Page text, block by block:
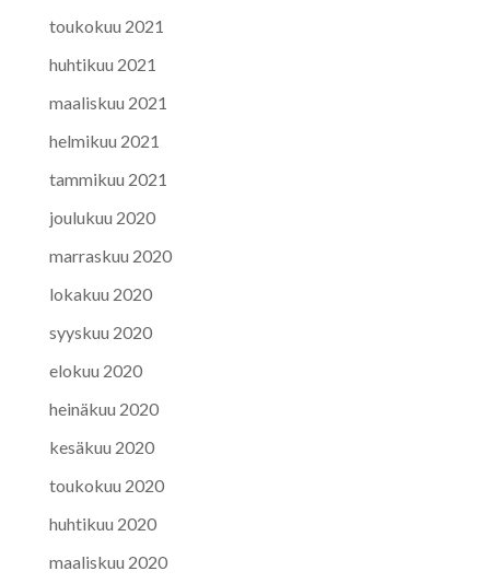
toukokuu 2021
huhtikuu 2021
maaliskuu 2021
helmikuu 2021
tammikuu 2021
joulukuu 2020
marraskuu 2020
lokakuu 2020
syyskuu 2020
elokuu 2020
heinäkuu 2020
kesäkuu 2020
toukokuu 2020
huhtikuu 2020
maaliskuu 2020